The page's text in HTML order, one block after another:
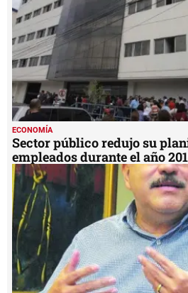
ECONOMÍA
Sector público redujo su
empleados durante el año